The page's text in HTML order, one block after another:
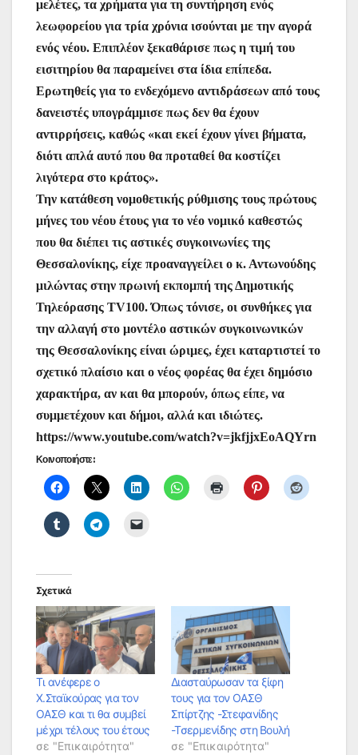
μελέτες, τα χρήματα για τη συντήρηση ενός
λεωφορείου για τρία χρόνια ισούνται με την αγορά
ενός νέου. Επιπλέον ξεκαθάρισε πως η τιμή του
εισιτηρίου θα παραμείνει στα ίδια επίπεδα.
Ερωτηθείς για το ενδεχόμενο αντιδράσεων από τους
δανειστές υπογράμμισε πως δεν θα έχουν
αντιρρήσεις, καθώς «και εκεί έχουν γίνει βήματα,
διότι απλά αυτό που θα προταθεί θα κοστίζει
λιγότερα στο κράτος».
Την κατάθεση νομοθετικής ρύθμισης τους πρώτους
μήνες του νέου έτους για το νέο νομικό καθεστώς
που θα διέπει τις αστικές συγκοινωνίες της
Θεσσαλονίκης, είχε προαναγγείλει ο κ. Αντωνούδης
μιλώντας στην πρωινή εκπομπή της Δημοτικής
Τηλεόρασης TV100. Όπως τόνισε, οι συνθήκες για
την αλλαγή στο μοντέλο αστικών συγκοινωνικών
της Θεσσαλονίκης είναι ώριμες, έχει καταρτιστεί το
σχετικό πλαίσιο και ο νέος φορέας θα έχει δημόσιο
χαρακτήρα, αν και θα μπορούν, όπως είπε, να
συμμετέχουν και δήμοι, αλλά και ιδιώτες.
https://www.youtube.com/watch?v=jkfjjxEoAQYrn
Κοινοποιήστε:
Σχετικά
Τι ανέφερε ο
Χ.Σταϊκούρας για τον
ΟΑΣΘ και τι θα συμβεί
μέχρι τέλους του έτους
σε "Επικαιρότητα"
Διασταύρωσαν τα ξίφη
τους για τον ΟΑΣΘ
Σπίρτζης -Στεφανίδης
-Τσερμενίδης στη Βουλή
σε "Επικαιρότητα"